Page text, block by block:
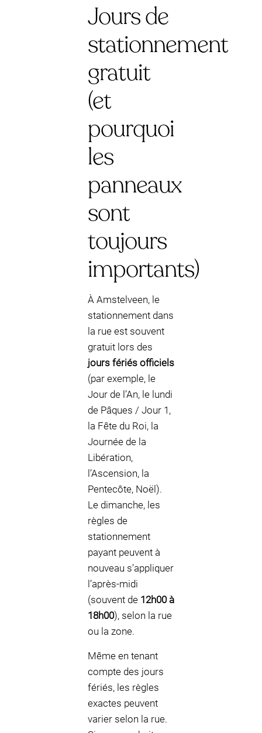
Jours de
stationnement
gratuit
(et
pourquoi
les
panneaux
sont
toujours
importants)
À Amstelveen, le
stationnement dans
la rue est souvent
gratuit lors des
jours fériés officiels
(par exemple, le
Jour de l’An, le lundi
de Pâques / Jour 1,
la Fête du Roi, la
Journée de la
Libération,
l’Ascension, la
Pentecôte, Noël).
Le dimanche, les
règles de
stationnement
payant peuvent à
nouveau s’appliquer
l’après-midi
(souvent de 12h00 à
18h00), selon la rue
ou la zone.
Même en tenant
compte des jours
fériés, les règles
exactes peuvent
varier selon la rue.